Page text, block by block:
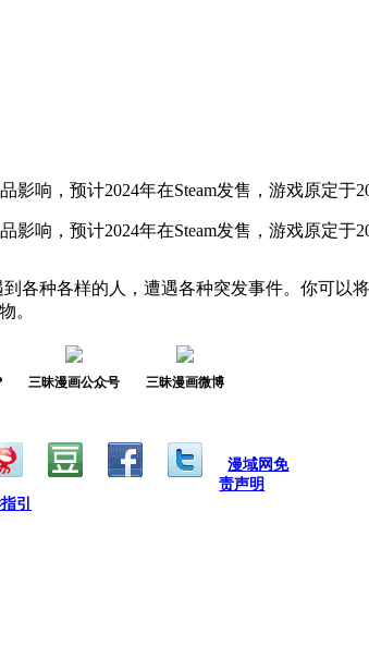
响，预计2024年在Steam发售，游戏原定于
响，预计2024年在Steam发售，游戏原定于
各种各样的人，遭遇各种突发事件。你可以
。
三昧漫画公众号 三昧漫画微博
漫域网免
责声明
引